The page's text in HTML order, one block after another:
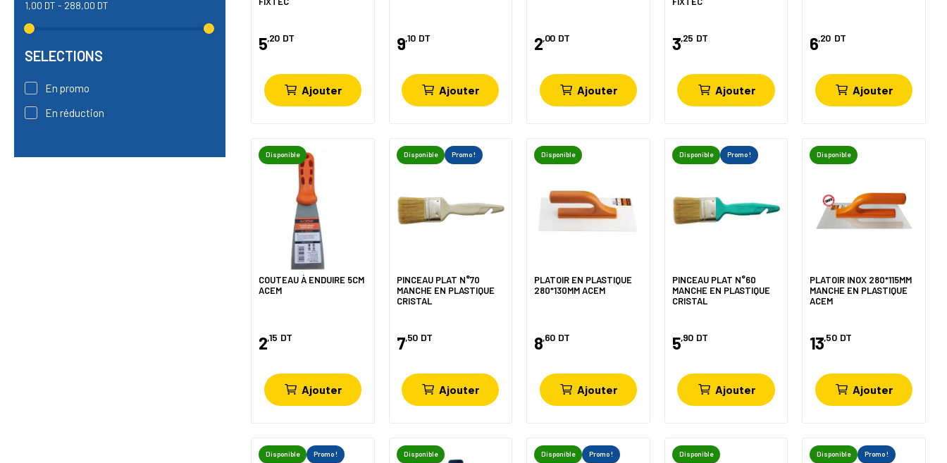
1,00 DT - 288,00 DT
SELECTIONS
En promo
En réduction
5,20 DT
Ajouter
9,10 DT
Ajouter
2,00 DT
Ajouter
3,25 DT
Ajouter
6,20 DT
Ajouter
Disponible
COUTEAU À ENDUIRE 5CM
ACEM
2,15 DT
Ajouter
Disponible Promo !
PINCEAU PLAT N°70
MANCHE EN PLASTIQUE
CRISTAL
7,50 DT
Ajouter
Disponible
PLATOIR EN PLASTIQUE
280*130MM ACEM
8,60 DT
Ajouter
Disponible Promo !
PINCEAU PLAT N°60
MANCHE EN PLASTIQUE
CRISTAL
5,90 DT
Ajouter
Disponible
PLATOIR INOX 280*115MM
MANCHE EN PLASTIQUE
ACEM
13,50 DT
Ajouter
Disponible Promo ! Disponible Disponible Promo ! Disponible Disponible Promo !